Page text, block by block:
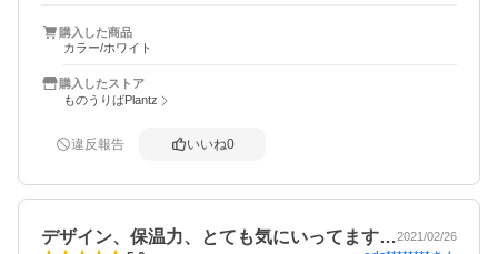
購入した商品
カラー/ホワイト
購入したストア
ものうりばPlantz
違反報告 いいね0
デザイン、保温力、とても気にいってます…2021/02/26